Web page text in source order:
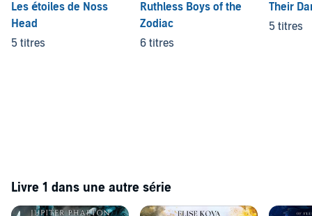
Les étoiles de Noss
Head
5 titres
Ruthless Boys of the
Zodiac
6 titres
Their
5 titres
Livre 1 dans une autre série